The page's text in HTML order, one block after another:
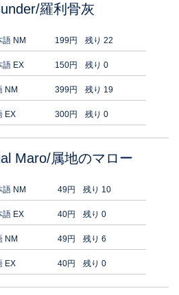
羅利骨灰
語 NM 199円 残り 22
語 EX 150円 残り 0
NM 399円 残り 19
EX 300円 残り 0
Maro/属地のマロー
語 NM 49円 残り 10
語 EX 40円 残り 0
NM 49円 残り 6
EX 40円 残り 0